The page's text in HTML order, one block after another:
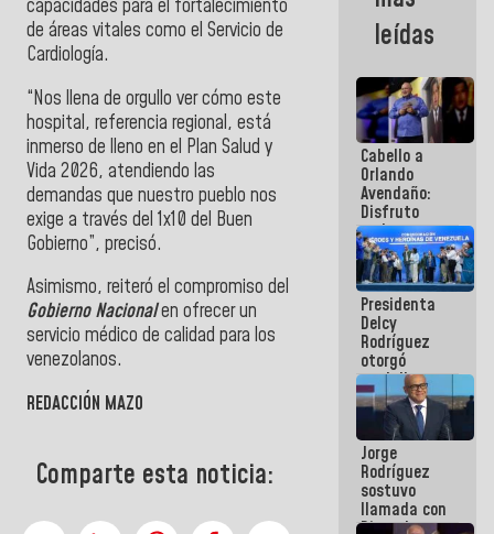
capacidades para el fortalecimiento
de áreas vitales como el Servicio de
Cardiología.
“Nos llena de orgullo ver cómo este
hospital, referencia regional, está
inmerso de lleno en el Plan Salud y
Vida 2026, atendiendo las
demandas que nuestro pueblo nos
exige a través del 1x10 del Buen
Gobierno”, precisó.
Asimismo, reiteró el compromiso del
Gobierno Nacionalen ofrecer un
servicio médico de calidad para los
venezolanos.
REDACCIÓN MAZO
Comparte esta noticia:
leídas
Cabello a
Orlando
Avendaño:
Disfruto
cada vez
que escribes
porque lo
que haces
es
embarrarla
Presidenta
Delcy
Rodríguez
otorgó
medalla
"Héroe de
Venezuela"
a servidores
públicos
Jorge
Rodríguez
sostuvo
llamada con
Dinorah